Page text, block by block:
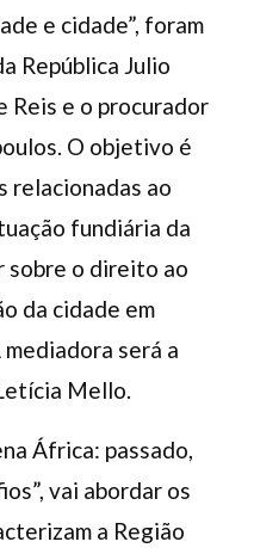
e cidade”, foram
República Julio
Reis e o procurador
O objetivo é
relacionadas ao
fundiária da
sobre o direito ao
da cidade em
será a
Mello.
África: passado,
vai abordar os
a Região